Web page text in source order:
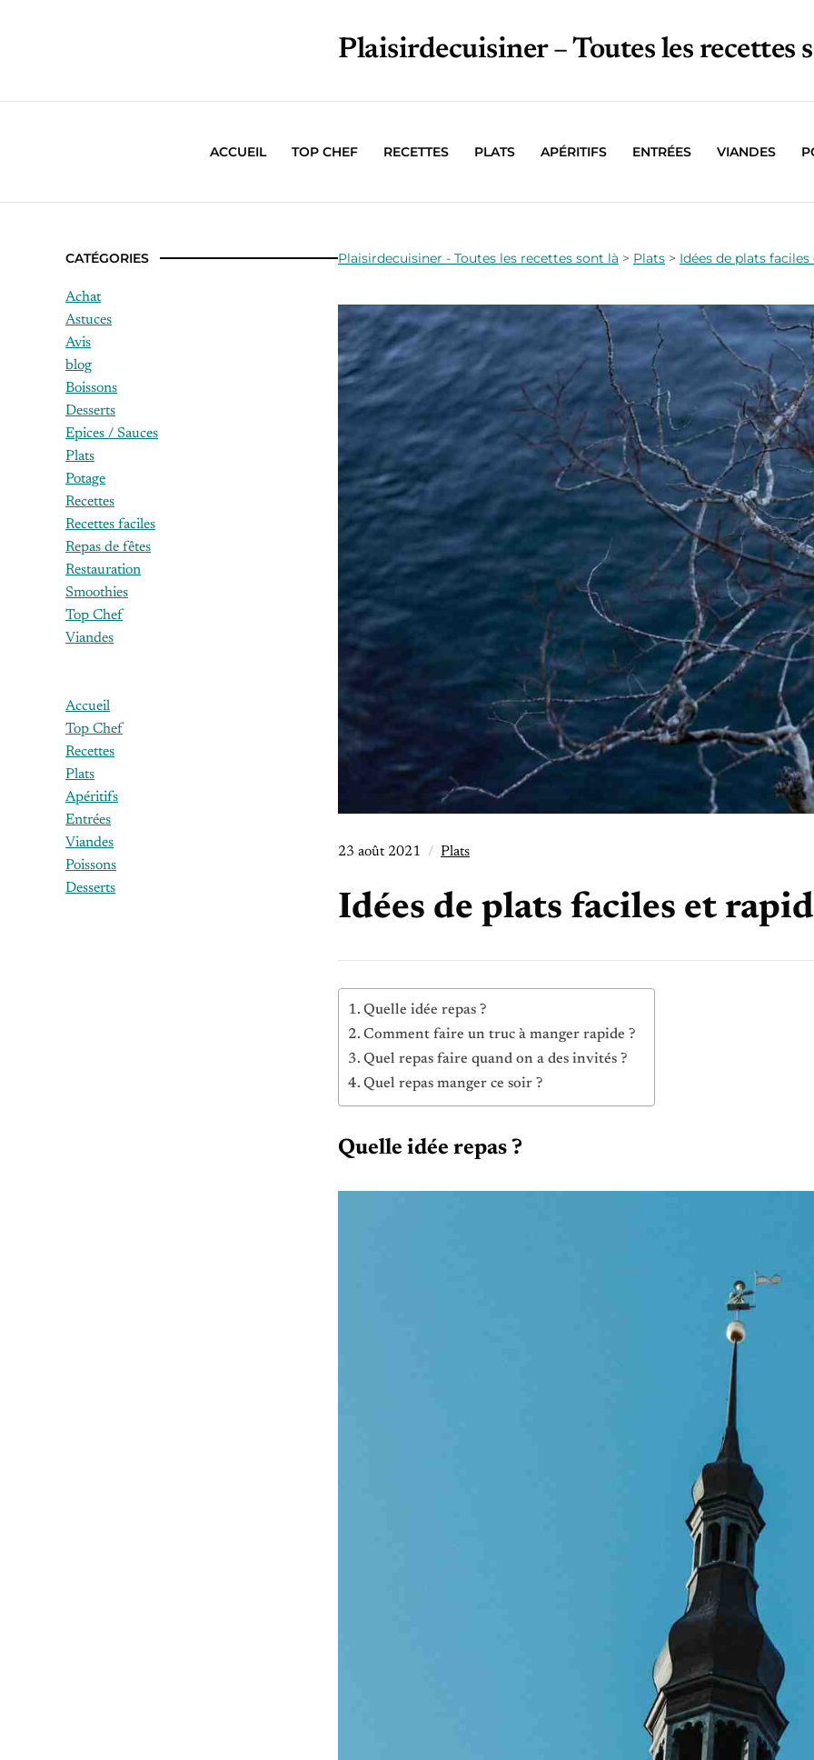
Plaisirdecuisiner – Toutes les recettes
ACCUEIL TOP CHEF RECETTES PLATS APÉRITIFS ENTRÉES VIANDES
Plaisirdecuisiner - Toutes les recettes sont là > Plats > Idées de plats
23 août 2021 Plats
Idées de plats faciles et
Quelle idée repas ?
Comment faire un truc à manger rapide ?
Quel repas faire quand on a des invités ?
Quel repas manger ce soir ?
Quelle idée repas ?
CATÉGORIES
Achat
Astuces
Avis
blog
Boissons
Desserts
Epices / Sauces
Plats
Potage
Recettes
Recettes faciles
Repas de fêtes
Restauration
Smoothies
Top Chef
Viandes
Accueil
Top Chef
Recettes
Plats
Apéritifs
Entrées
Viandes
Poissons
Desserts